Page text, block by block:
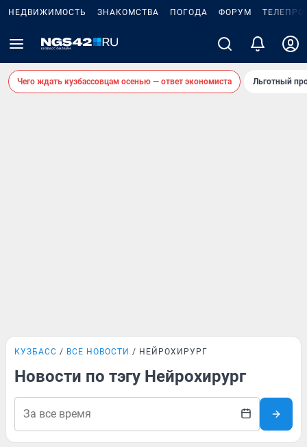
НЕДВИЖИМОСТЬ ЗНАКОМСТВА ПОГОДА ФОРУМ
Чего ждать кузбассовцам осенью — ответ экономиста Льготный
КУЗБАСС ВСЕ НОВОСТИ НЕЙРОХИРУРГ
Новости по тэгу Нейрохирург